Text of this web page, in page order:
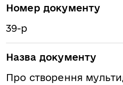
Номер документу
39-р
Назва документу
Про створення